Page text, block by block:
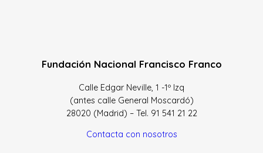
Fundación Nacional Francisco Franco
Calle Edgar Neville, 1 -1º Izq
(antes calle General Moscardó)
28020 (Madrid) – Tel. 91 541 21 22
Contacta con nosotros